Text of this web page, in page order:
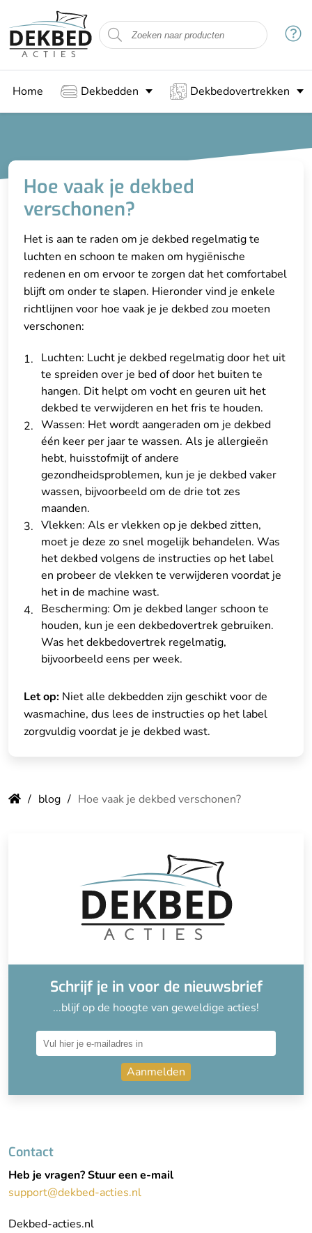
Home Dekbedden Dekbedovertrekken
Hoe vaak je dekbed
verschonen?
Het is aan te raden om je dekbed regelmatig te
luchten en schoon te maken om hygiënische
redenen en om ervoor te zorgen dat het comfortabel
blijft om onder te slapen. Hieronder vind je enkele
richtlijnen voor hoe vaak je je dekbed zou moeten
verschonen:
Luchten: Lucht je dekbed regelmatig door het uit
te spreiden over je bed of door het buiten te
hangen. Dit helpt om vocht en geuren uit het
dekbed te verwijderen en het fris te houden.
Wassen: Het wordt aangeraden om je dekbed
één keer per jaar te wassen. Als je allergieën
hebt, huisstofmijt of andere
gezondheidsproblemen, kun je je dekbed vaker
wassen, bijvoorbeeld om de drie tot zes
maanden.
Vlekken: Als er vlekken op je dekbed zitten,
moet je deze zo snel mogelijk behandelen. Was
het dekbed volgens de instructies op het label
en probeer de vlekken te verwijderen voordat je
het in de machine wast.
Bescherming: Om je dekbed langer schoon te
houden, kun je een dekbedovertrek gebruiken.
Was het dekbedovertrek regelmatig,
bijvoorbeeld eens per week.
Let op: Niet alle dekbedden zijn geschikt voor de
wasmachine, dus lees de instructies op het label
zorgvuldig voordat je je dekbed wast.
blog Hoe vaak je dekbed verschonen?
Schrijf je in voor de nieuwsbrief
...blijf op de hoogte van geweldige acties!
Aanmelden
Contact
Heb je vragen? Stuur een e-mail
support@dekbed-acties.nl
Dekbed-acties.nl